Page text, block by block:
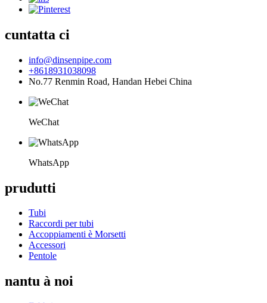
cuntatta ci
info@dinsenpipe.com
+8618931038098
No.77 Renmin Road, Handan Hebei China
WeChat
WhatsApp
prudutti
Tubi
Raccordi per tubi
Accoppiamenti è Morsetti
Accessori
Pentole
nantu à noi